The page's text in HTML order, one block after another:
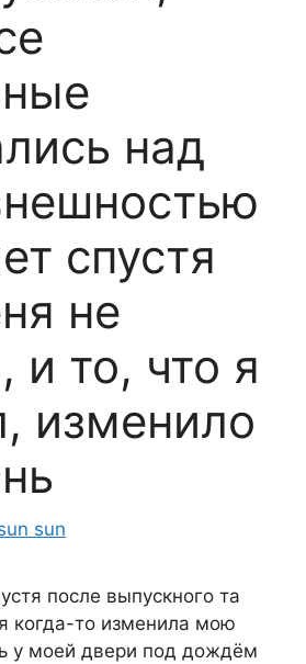
над
спустя
не
и то, что я
изменило
sun
после выпускного та
когда-то изменила мою
у моей двери под дождём